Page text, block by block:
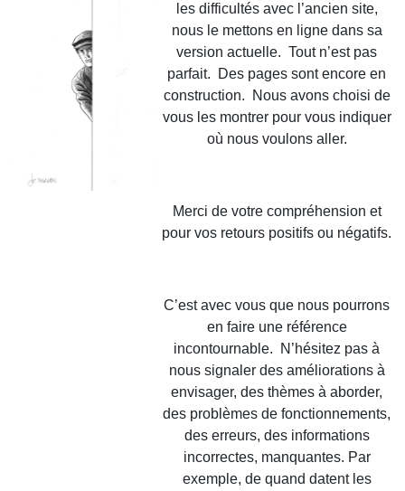
les difficultés avec l’ancien site,
nous le mettons en ligne dans sa
version actuelle. Tout n’est pas
parfait. Des pages sont encore en
construction. Nous avons choisi de
vous les montrer pour vous indiquer
où nous voulons aller.
Merci de votre compréhension et
pour vos retours positifs ou négatifs.
C’est avec vous que nous pourrons
en faire une référence
incontournable. N’hésitez pas à
nous signaler des améliorations à
envisager, des thèmes à aborder,
des problèmes de fonctionnements,
des erreurs, des informations
incorrectes, manquantes. Par
exemple, de quand datent les